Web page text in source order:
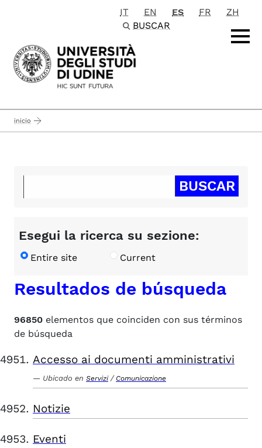
Passa al contenuto principale
IT EN ES FR
ZH
BUSCAR
inicio
Esegui la ricerca su sezione:
Entire site Current
Resultados de búsqueda
96850 elementos que coinciden con sus términos
de búsqueda
Accesso ai documenti amministrativi
Ubicado en Servizi / Comunicazione
Notizie
Eventi